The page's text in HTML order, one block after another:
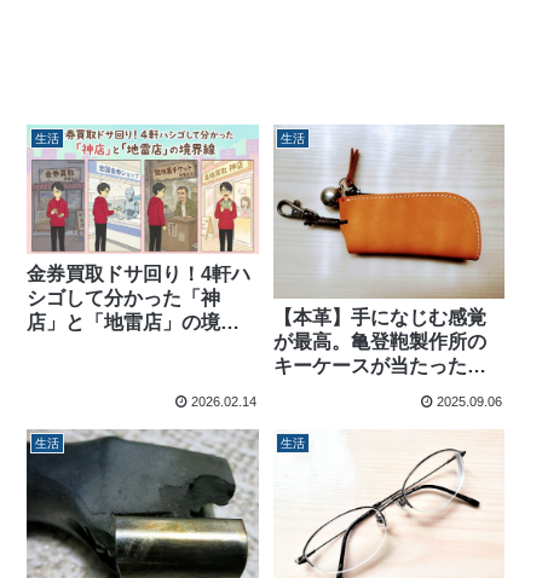
生活
金券買取ドサ回り！4軒ハ
シゴして分かった「神
店」と「地雷店」の境界
2026.02.14
生活
【本革】手になじむ感覚
が最高。亀登鞄製作所の
キーケースが当たったの
2025.09.06
生活 生活